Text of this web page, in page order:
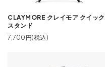
CLAYMORE クレイモア クイック
スタンド
7,700円(税込)